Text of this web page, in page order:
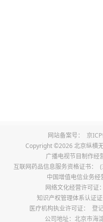
内关穴属心包经，
心安神。对于因情
失眠，可疏通气机
绪，改善失眠时的
促进睡眠质量提升。
网站备案号： 京
Copyright ©2026 北京纵横
广播电视节目制作经
互联网药品信息服务资格证书：
中国增值电信业务经
网络文化经营许可证：
知识产权管理体系认证证
医疗机构执业许可证：
登
公司地址：北京市海